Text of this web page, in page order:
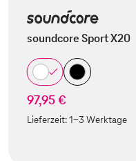
soundcore Sport X20
97,95 €
Lieferzeit:1-3 Werktage